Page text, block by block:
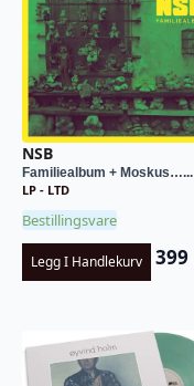
NSB
Familiealbum + Moskus…...
LP - LTD
Bestillingsvare
Legg I Handlekurv 399